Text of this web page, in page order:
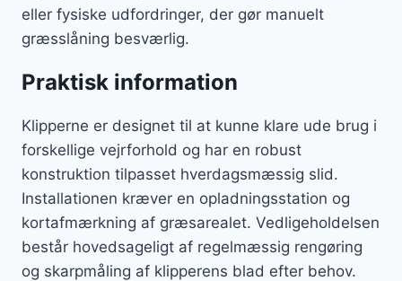
eller fysiske udfordringer, der gør manuelt
græsslåning besværlig.
Praktisk information
Klipperne er designet til at kunne klare ude brug i
forskellige vejrforhold og har en robust
konstruktion tilpasset hverdagsmæssig slid.
Installationen kræver en opladningsstation og
kortafmærkning af græsarealet. Vedligeholdelsen
består hovedsageligt af regelmæssig rengøring
og skarpmåling af klipperens blad efter behov.